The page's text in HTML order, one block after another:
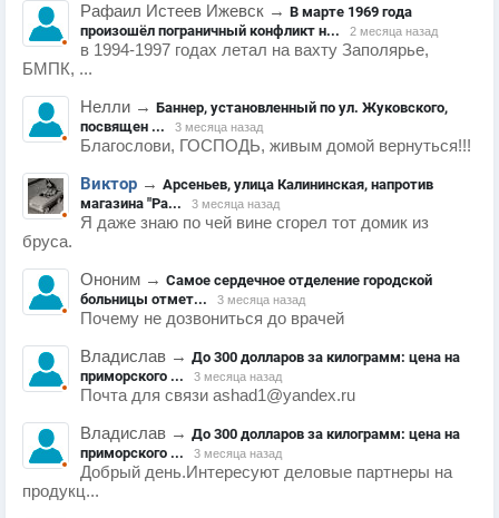
Рафаил Истеев Ижевск → В марте 1969 года
произошёл пограничный конфликт н...
2 месяца назад
в 1994-1997 годах летал на вахту Заполярье,
БМПК, ...
Нелли → Баннер, установленный по ул. Жуковского,
посвящен ...
3 месяца назад
Благослови, ГОСПОДЬ, живым домой вернуться!!!
Виктор → Арсеньев, улица Калининская, напротив
магазина "Ра...
3 месяца назад
Я даже знаю по чей вине сгорел тот домик из
бруса.
Ононим → Самое сердечное отделение городской
больницы отмет...
3 месяца назад
Почему не дозвониться до врачей
Владислав → До 300 долларов за килограмм: цена на
приморского ...
3 месяца назад
Почта для связи ashad1@yandex.ru
Владислав → До 300 долларов за килограмм: цена на
приморского ...
3 месяца назад
Добрый день.Интересуют деловые партнеры на
продукц...